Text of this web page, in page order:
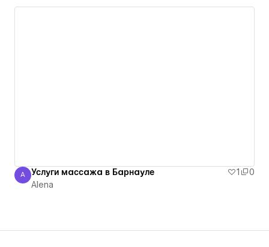
Alena
A Услуги массажа в Барнауле 1
0
Alena